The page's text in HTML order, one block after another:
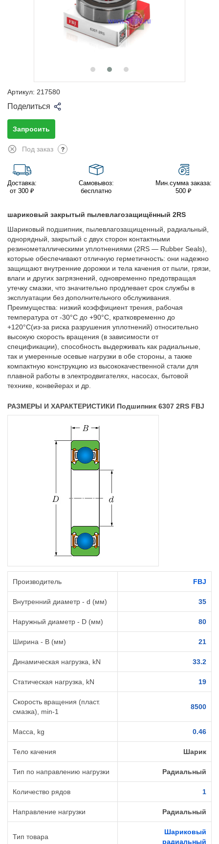
Артикул: 217580
Поделиться
Запросить
Под заказ ?
Доставка:
от 300 ₽
Самовывоз:
бесплатно
Мин.сумма заказа:
500 ₽
шариковый закрытый пылевлагозащищённый 2RS
Шариковый подшипник, пылевлагозащищенный, радиальный,
однорядный, закрытый с двух сторон контактными
резинометаллическими уплотнениями (2RS — Rubber Seals),
которые обеспечивают отличную герметичность: они надежно
защищают внутренние дорожки и тела качения от пыли, грязи,
влаги и других загрязнений, одновременно предотвращая
утечку смазки, что значительно продлевает срок службы в
эксплуатации без дополнительного обслуживания.
Преимущества: низкий коэффициент трения, рабочая
температура от -30°C до +90°C, кратковременно до
+120°C(из-за риска разрушения уплотнений) относительно
высокую скорость вращения (в зависимости от
спецификации), способность выдерживать как радиальные,
так и умеренные осевые нагрузки в обе стороны, а также
компактную конструкцию из высококачественной стали для
плавной работы в электродвигателях, насосах, бытовой
технике, конвейерах и др.
РАЗМЕРЫ И ХАРАКТЕРИСТИКИ Подшипник 6307 2RS FBJ
Производитель FBJ
Внутренний диаметр - d (мм) 35
Наружный диаметр - D (мм) 80
Ширина - B (мм) 21
Динамическая нагрузка, kN 33.2
Статическая нагрузка, kN 19
Скорость вращения (пласт.
смазка), min-1
8500
Масса, kg 0.46
Тело качения Шарик
Тип по направлению нагрузки Радиальный
Количество рядов 1
Направление нагрузки Радиальный
Тип товара
Шариковый
радиальный